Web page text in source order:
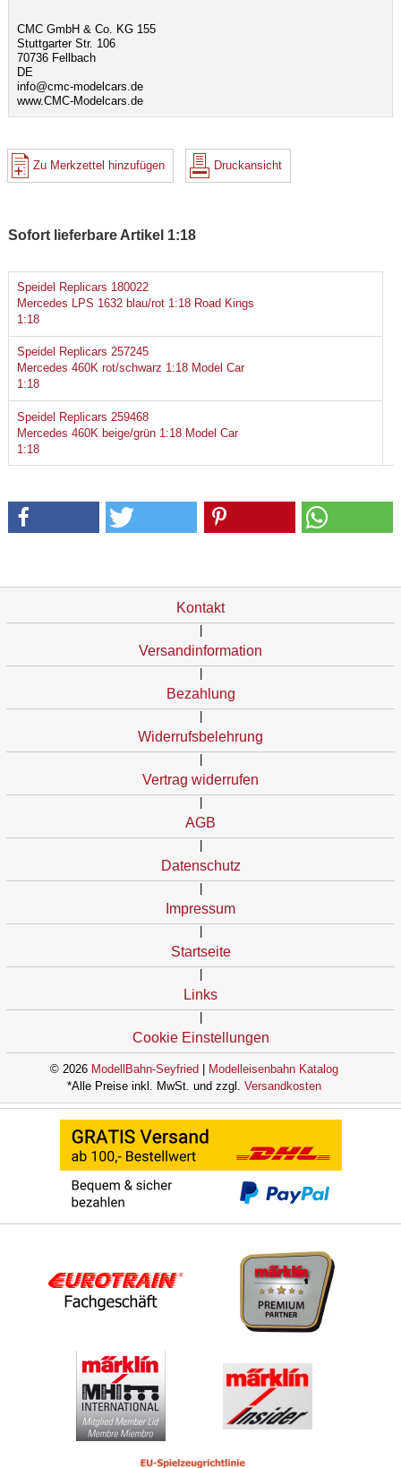
CMC GmbH & Co. KG 155
Stuttgarter Str. 106
70736 Fellbach
DE
info@cmc-modelcars.de
www.CMC-Modelcars.de
Zu Merkzettel hinzufügen Druckansicht
Sofort lieferbare Artikel 1:18
Speidel Replicars 180022
Mercedes LPS 1632 blau/rot 1:18 Road Kings
1:18
Speidel Replicars 257245
Mercedes 460K rot/schwarz 1:18 Model Car
1:18
Speidel Replicars 259468
Mercedes 460K beige/grün 1:18 Model Car
1:18
Kontakt
Versandinformation
Bezahlung
Widerrufsbelehrung
Vertrag widerrufen
AGB
Datenschutz
Impressum
Startseite
Links
Cookie Einstellungen
© 2026 ModellBahn-Seyfried
Modelleisenbahn Katalog
*Alle Preise inkl. MwSt. und zzgl. Versandkosten